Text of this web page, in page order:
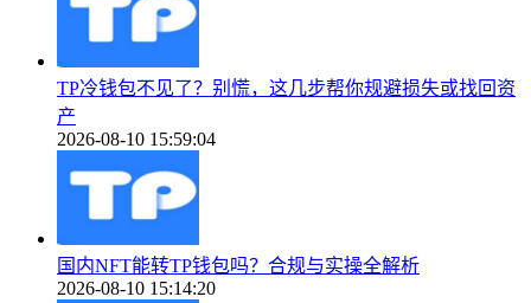
TP冷钱包不见了？别慌，这几步帮你规避损失或找回资
产
2026-08-10 15:59:04
国内NFT能转TP钱包吗？合规与实操全解析
2026-08-10 15:14:20